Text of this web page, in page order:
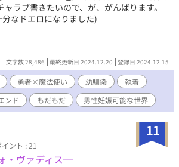
ラブ書きたいので、が、がんばります。
なドエロになりました)
文字数 28,486 最終更新日 2024.12.20 登録日 2024.12.15
勇者×魔法使い 幼馴染
執着
ンド もだもだ 男性妊娠可能な世界
11
ント : 21
・ヴァディス─